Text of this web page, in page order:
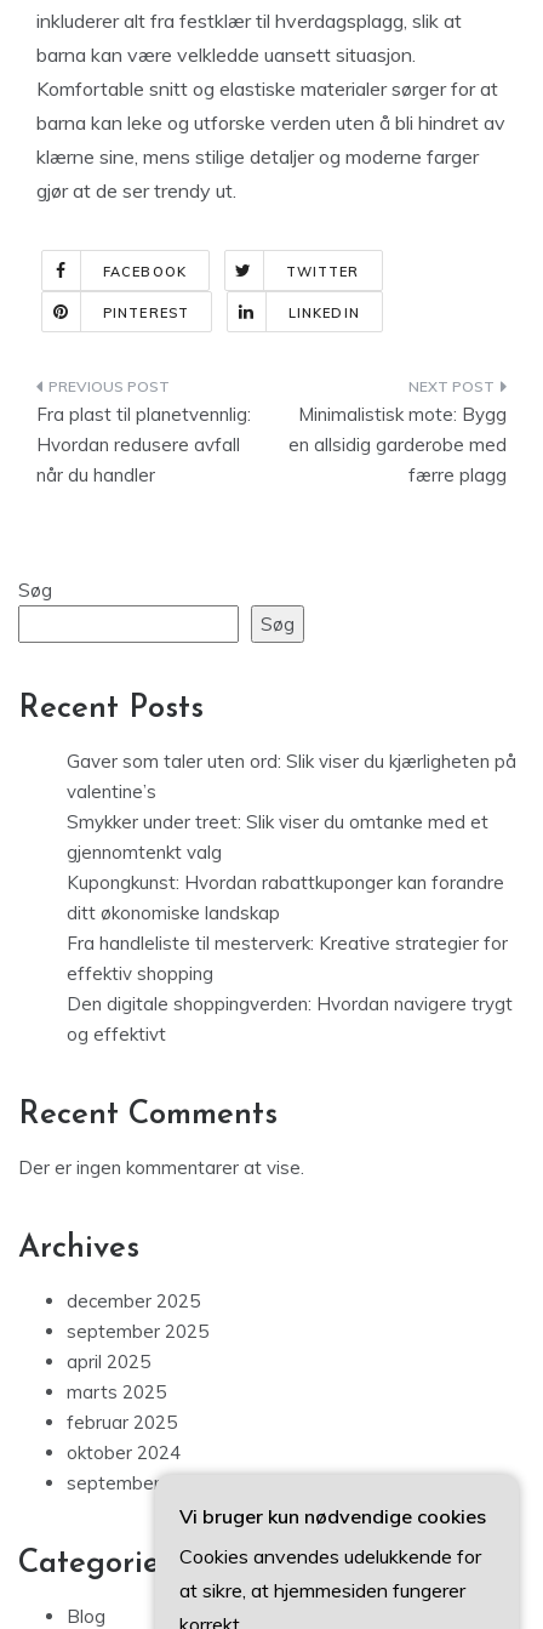
inkluderer alt fra festklær til hverdagsplagg, slik at
barna kan være velkledde uansett situasjon.
Komfortable snitt og elastiske materialer sørger for at
barna kan leke og utforske verden uten å bli hindret av
klærne sine, mens stilige detaljer og moderne farger
gjør at de ser trendy ut.
FACEBOOK TWITTER
PINTEREST LINKEDIN
Indlægsnavigation
Fra plast til planetvennlig:
Hvordan redusere avfall
når du handler
Minimalistisk mote: Bygg
en allsidig garderobe med
færre plagg
Søg
Søg
Recent Posts
Gaver som taler uten ord: Slik viser du kjærligheten på
valentine’s
Smykker under treet: Slik viser du omtanke med et
gjennomtenkt valg
Kupongkunst: Hvordan rabattkuponger kan forandre
ditt økonomiske landskap
Fra handleliste til mesterverk: Kreative strategier for
effektiv shopping
Den digitale shoppingverden: Hvordan navigere trygt
og effektivt
Recent Comments
Der er ingen kommentarer at vise.
Archives
december 2025
september 2025
april 2025
marts 2025
februar 2025
oktober 2024
september 2024
Categories
Blog
Vi bruger kun nødvendige cookies
Cookies anvendes udelukkende for
at sikre, at hjemmesiden fungerer
korrekt.